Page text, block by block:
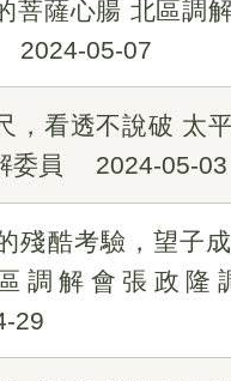
菩薩心腸 北區調
2024-05-07
，看透不說破 太
委員
2024-05-03
殘酷考驗，望子
調解會張政隆
29